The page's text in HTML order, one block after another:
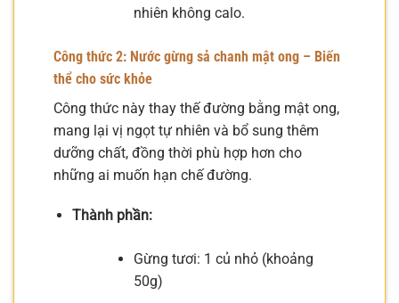
nhiên không calo.
Công thức 2: Nước gừng sả chanh mật ong – Biến
thể cho sức khỏe
Công thức này thay thế đường bằng mật ong,
mang lại vị ngọt tự nhiên và bổ sung thêm
dưỡng chất, đồng thời phù hợp hơn cho
những ai muốn hạn chế đường.
Thành phần:
Gừng tươi: 1 củ nhỏ (khoảng
50g)